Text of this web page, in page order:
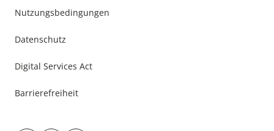
Nutzungsbedingungen
Datenschutz
Digital Services Act
Barrierefreiheit